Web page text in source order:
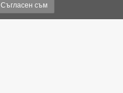
Съгласен съм